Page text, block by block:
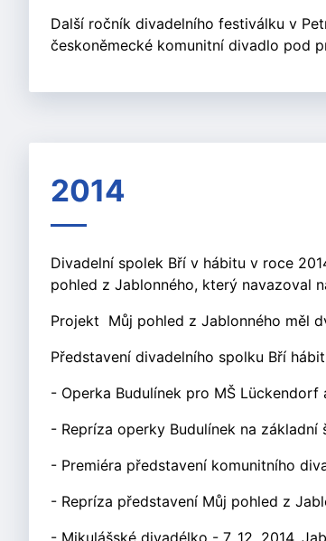
Další ročník divadelního festiválku v
českoněmecké komunitní divadlo pod
2014
Divadelní spolek Bří v hábitu v roce
pohled z Jablonného, který navazoval
Projekt Můj pohled z Jablonného měl
Představení divadelního spolku Bří
- Operka Budulínek pro MŠ Lückendorf
- Repríza operky Budulínek na
- Premiéra představení komunitního
- Repríza představení Můj pohled z